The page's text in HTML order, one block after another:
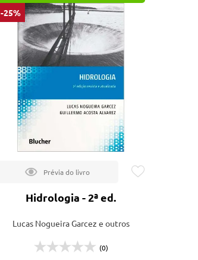
-25%
Hidrologia - 2ª ed.
Lucas Nogueira Garcez e outros
(0)